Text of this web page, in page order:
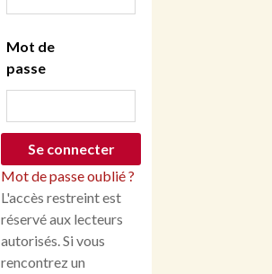
Mot de
passe
Mot de passe oublié ?
L'accès restreint est
réservé aux lecteurs
autorisés. Si vous
rencontrez un